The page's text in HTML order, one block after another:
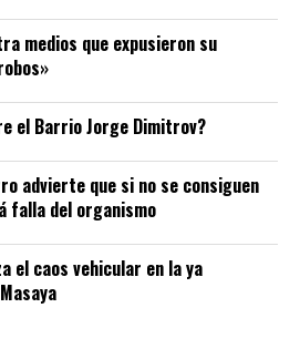
medios que expusieron su
el Barrio Jorge Dimitrov?
advierte que si no se consiguen
falla del organismo
el caos vehicular en la ya